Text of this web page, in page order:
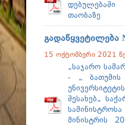
თაობაზე
15 ოქტომბერი 2021
„საჯარო
- „ ბათუმის
შესახებ„
მინისტრის